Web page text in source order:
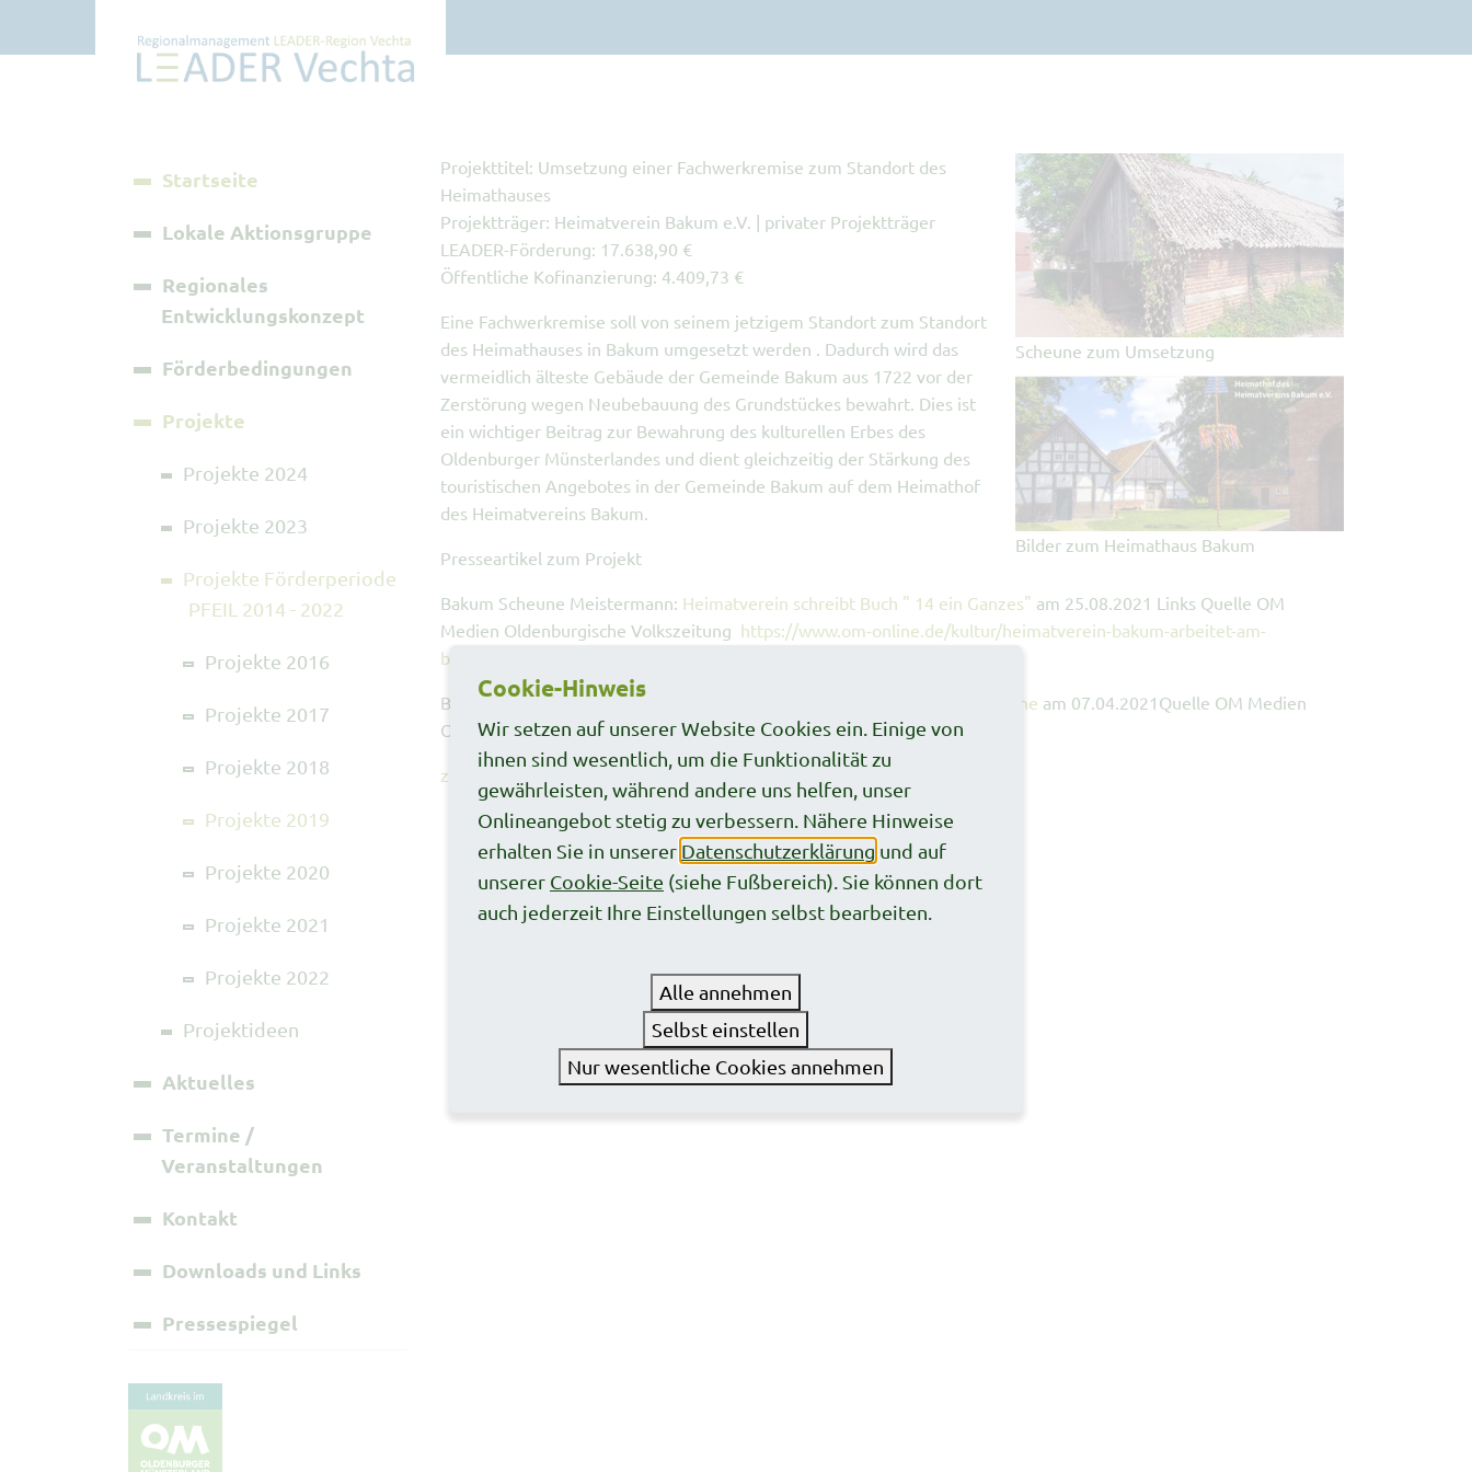
Startseite
Lokale Aktionsgruppe
Regionales
Entwicklungskonzept
Förderbedingungen
Projekte
Projekte 2024
Projekte 2023
Projekte Förderperiode
PFEIL 2014 - 2022
Projekte 2016
Projekte 2017
Projekte 2018
Projekte 2019
Projekte 2020
Projekte 2021
Projekte 2022
Projektideen
Aktuelles
Termine /
Veranstaltungen
Kontakt
Downloads und Links
Pressespiegel
Scheune zum Umsetzung
Bilder zum Heimathaus Bakum
Projekttitel: Umsetzung einer Fachwerkremise zum Standort des
Heimathauses
Projektträger: Heimatverein Bakum e.V. | privater Projektträger
LEADER-Förderung: 17.638,90 €
Öffentliche Kofinanzierung: 4.409,73 €
Eine Fachwerkremise soll von seinem jetzigem Standort zum Standort
des Heimathauses in Bakum umgesetzt werden . Dadurch wird das
vermeidlich älteste Gebäude der Gemeinde Bakum aus 1722 vor der
Zerstörung wegen Neubebauung des Grundstückes bewahrt. Dies ist
ein wichtiger Beitrag zur Bewahrung des kulturellen Erbes des
Oldenburger Münsterlandes und dient gleichzeitig der Stärkung des
touristischen Angebotes in der Gemeinde Bakum auf dem Heimathof
des Heimatvereins Bakum.
Presseartikel zum Projekt
Bakum Scheune Meistermann: Heimatverein schreibt Buch " 14 ein Ganzes" am 25.08.2021 Links Quelle OM
Medien Oldenburgische Volkszeitung https://www.om-online.de/kultur/heimatverein-bakum-arbeitet-am-
buchprojekt-14-ein-ganzes-81487
Bakum Scheune Meistermann: Neue Aufgabe für alte Meistermann-Scheune am 07.04.2021Quelle OM Medien
Oldenburgische Volkszeitung,https://www.om-online.de/om/xxxx.
zurück
Cookie-Hinweis
Wir setzen auf unserer Website Cookies ein. Einige von
ihnen sind wesentlich, um die Funktionalität zu
gewährleisten, während andere uns helfen, unser
Onlineangebot stetig zu verbessern. Nähere Hinweise
erhalten Sie in unserer Datenschutzerklärung und auf
unserer Cookie-Seite (siehe Fußbereich). Sie können dort
auch jederzeit Ihre Einstellungen selbst bearbeiten.
Alle annehmen
Selbst einstellen
Nur wesentliche Cookies annehmen